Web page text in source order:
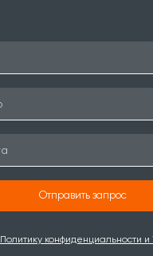
Отправить запрос
Политику конфиденциальности и